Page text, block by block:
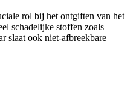
rol bij het ontgiften van het
schadelijke stoffen zoals
slaat ook niet-afbreekbare